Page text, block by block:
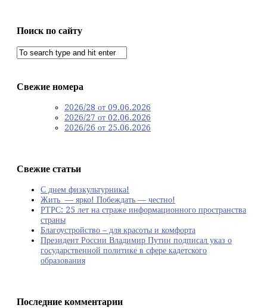
Поиск по сайту
Свежие номера
2026/28 от 09.06.2026
2026/27 от 02.06.2026
2026/26 от 25.06.2026
Свежие статьи
С днем физкультурника!
Жить — ярко! Побеждать — честно!
РТРС: 25 лет на страже информационного пространства
страны
Благоустройство – для красоты и комфорта
Президент России Владимир Путин подписал указ о
государственной политике в сфере кадетского
образования
Последние комментарии